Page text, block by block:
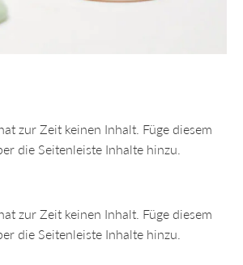
zur Zeit keinen Inhalt. Füge diesem
die Seitenleiste Inhalte hinzu.
zur Zeit keinen Inhalt. Füge diesem
die Seitenleiste Inhalte hinzu.